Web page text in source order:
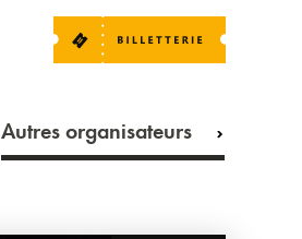
Autres organisateurs